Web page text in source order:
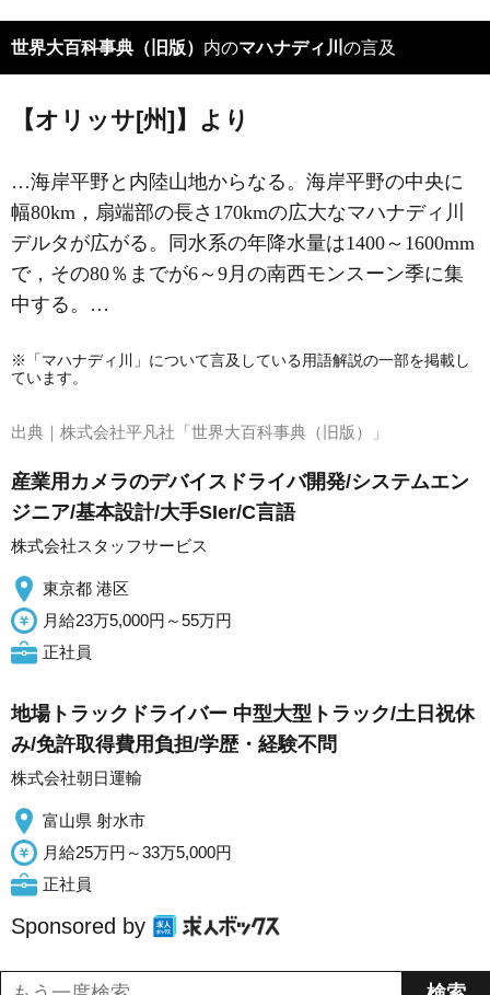
世界大百科事典（旧版） 内のマハナディ川 の言及
【オリッサ[州]】より
…海岸平野と内陸山地からなる。海岸平野の中央に
幅80km，扇端部の長さ170kmの広大なマハナディ川
デルタが広がる。同水系の年降水量は1400～1600mm
で，その80％までが6～9月の南西モンスーン季に集
中する。…
※「マハナディ川」について言及している用語解説の一部を掲載し
ています。
出典｜ 株式会社平凡社「世界大百科事典（旧版）」
産業用カメラのデバイスドライバ開発/システムエン
ジニア/基本設計/大手SIer/C言語
株式会社スタッフサービス
東京都 港区
月給23万5,000円～55万円
正社員
地場トラックドライバー 中型大型トラック/土日祝休
み/免許取得費用負担/学歴・経験不問
株式会社朝日運輸
富山県 射水市
月給25万円～33万5,000円
正社員
Sponsored by